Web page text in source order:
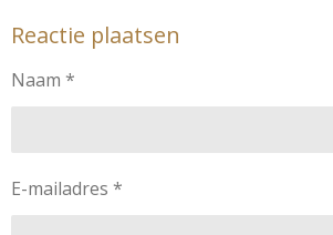
e
n
l
r
e
e
n
Reactie plaatsen
Naam *
E-mailadres *